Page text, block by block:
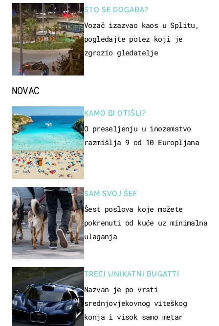
ŠTO SE DOGAĐA?
Vozač izazvao kaos u Splitu,
pogledajte potez koji je
zgrozio gledatelje
NOVAC
KAMO BI OTIŠLI?
O preseljenju u inozemstvo
razmišlja 9 od 10 Europljana
SAM SVOJ ŠEF
Šest poslova koje možete
pokrenuti od kuće uz minimalna
ulaganja
TREĆI UNIKATNI BUGATTI
Nazvan je po vrsti
srednjovjekovnog viteškog
konja i visok samo metar